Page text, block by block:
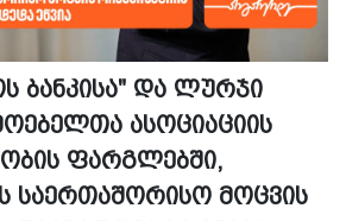
ბანკისა" და ლურჯი
ასოციაციის
ფარგლებში,
საერთაშორისო მოცვის